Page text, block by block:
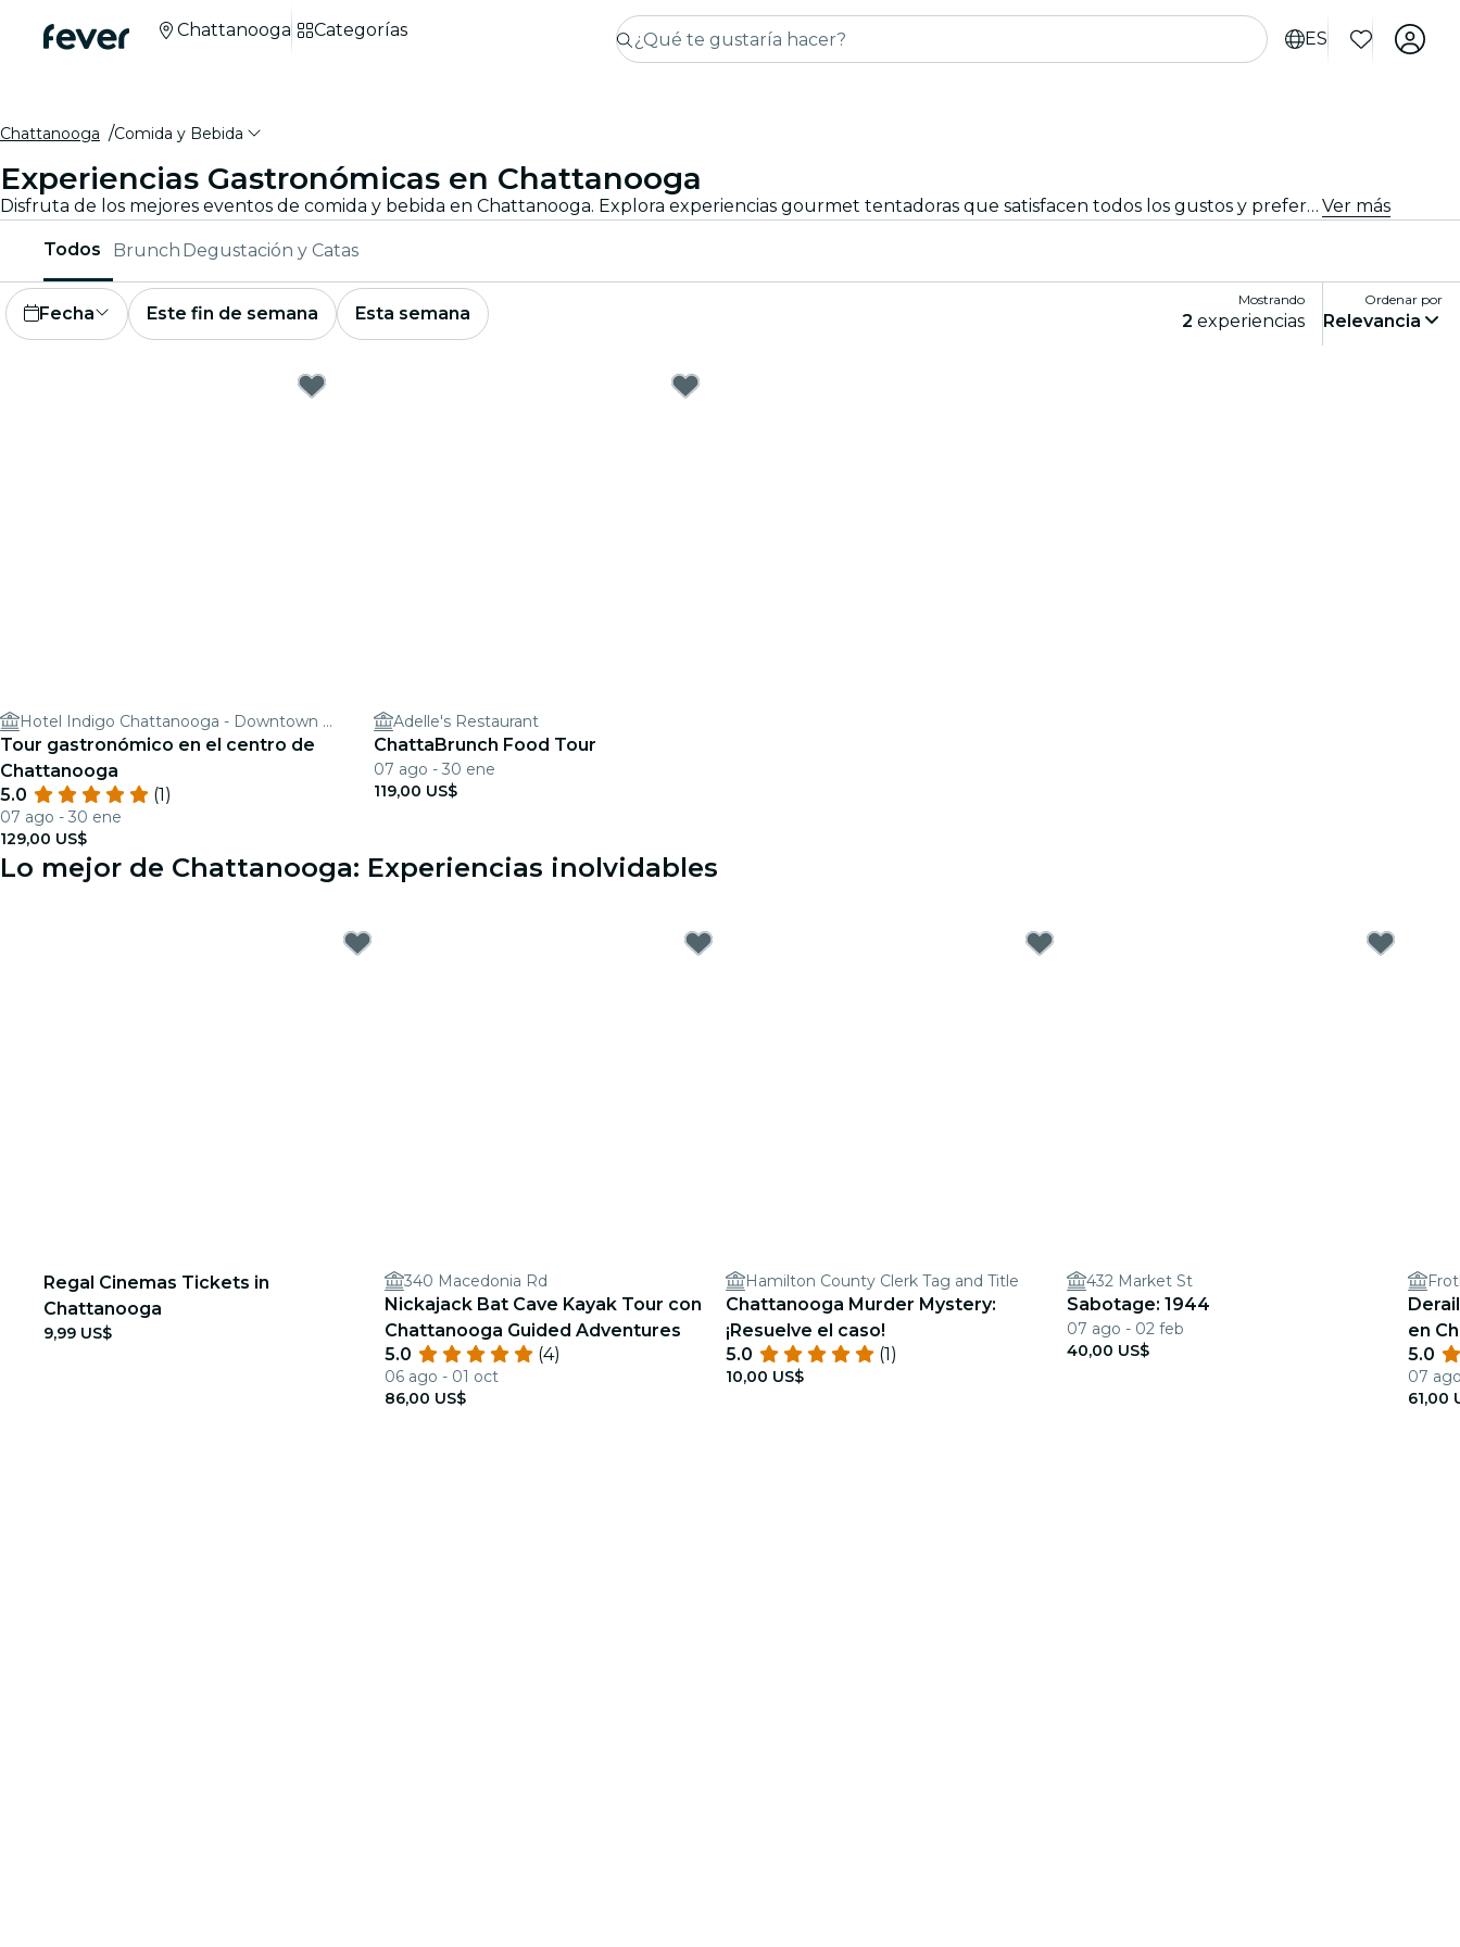
ES
Chattanooga Categorías
Chattanooga Comida y Bebida
Experiencias Gastronómicas en Chattanooga
Disfruta de los mejores eventos de comida y bebida en Chattanooga. Explora experiencias gourmet tentadoras que satisfacen todos los gustos y preferencias. Ver más
Todos Brunch Degustación y Catas
Fecha Este fin de semana Esta semana
Mostrando
2 experiencias
Ordenar por
Relevancia
Hotel Indigo Chattanooga - Downtown by IHG
Tour gastronómico en el centro de
Chattanooga
5.0
(1)
07 ago - 30 ene
129,00 US$
Adelle's Restaurant
ChattaBrunch Food Tour
07 ago - 30 ene
119,00 US$
Lo mejor de Chattanooga: Experiencias inolvidables
Regal Cinemas Tickets in
Chattanooga
9,99 US$
340 Macedonia Rd
Nickajack Bat Cave Kayak Tour con
Chattanooga Guided Adventures
5.0
(4)
06 ago - 01 oct
86,00 US$
Hamilton County Clerk Tag and Title
Chattanooga Murder Mystery:
¡Resuelve el caso!
5.0
(1)
10,00 US$
432 Market St
Sabotage: 1944
07 ago - 02 feb
40,00 US$
en
5.0
07
61,00